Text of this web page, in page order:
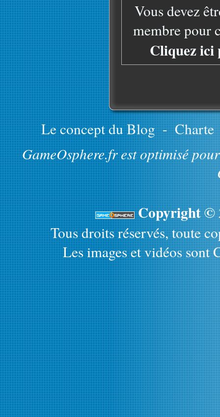
Vous devez
membre pour
Cliquez ici
Le concept du Blog - Charte
GameOsphere.fr est optimisé
Copyright ©
Tous droits réservés, toute
Les images et vidéos